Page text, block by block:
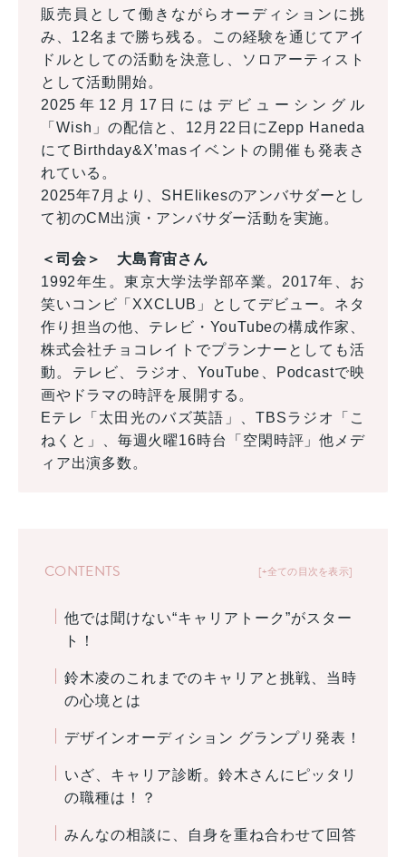
販売員として働きながらオーディションに挑
み、12名まで勝ち残る。この経験を通じてアイ
ドルとしての活動を決意し、ソロアーティスト
として活動開始。
2025年12月17日にはデビューシングル
「Wish」の配信と、12月22日にZepp Haneda
にてBirthday&X’masイベントの開催も発表さ
れている。
2025年7月より、SHElikesのアンバサダーとし
て初のCM出演・アンバサダー活動を実施。
＜司会＞ 大島育宙さん
1992年生。東京大学法学部卒業。2017年、お
笑いコンビ「XXCLUB」としてデビュー。ネタ
作り担当の他、テレビ・YouTubeの構成作家、
株式会社チョコレイトでプランナーとしても活
動。テレビ、ラジオ、YouTube、Podcastで映
画やドラマの時評を展開する。
Eテレ「太田光のバズ英語」、TBSラジオ「こ
ねくと」、毎週火曜16時台「空閑時評」他メデ
ィア出演多数。
+全ての目次を表示
CONTENTS
他では聞けない“キャリアトーク”がスター
ト！
鈴木凌のこれまでのキャリアと挑戦、当時
の心境とは
デザインオーディション グランプリ発表！
いざ、キャリア診断。鈴木さんにピッタリ
の職種は！？
みんなの相談に、自身を重ね合わせて回答